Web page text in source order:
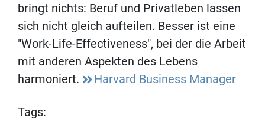
bringt nichts: Beruf und Privatleben lassen
sich nicht gleich aufteilen. Besser ist eine
"Work-Life-Effectiveness", bei der die Arbeit
mit anderen Aspekten des Lebens
harmoniert.
Harvard Business Manager
Tags: